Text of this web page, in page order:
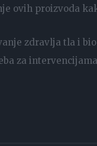
ovih proizvoda
zdravlja tla i
za